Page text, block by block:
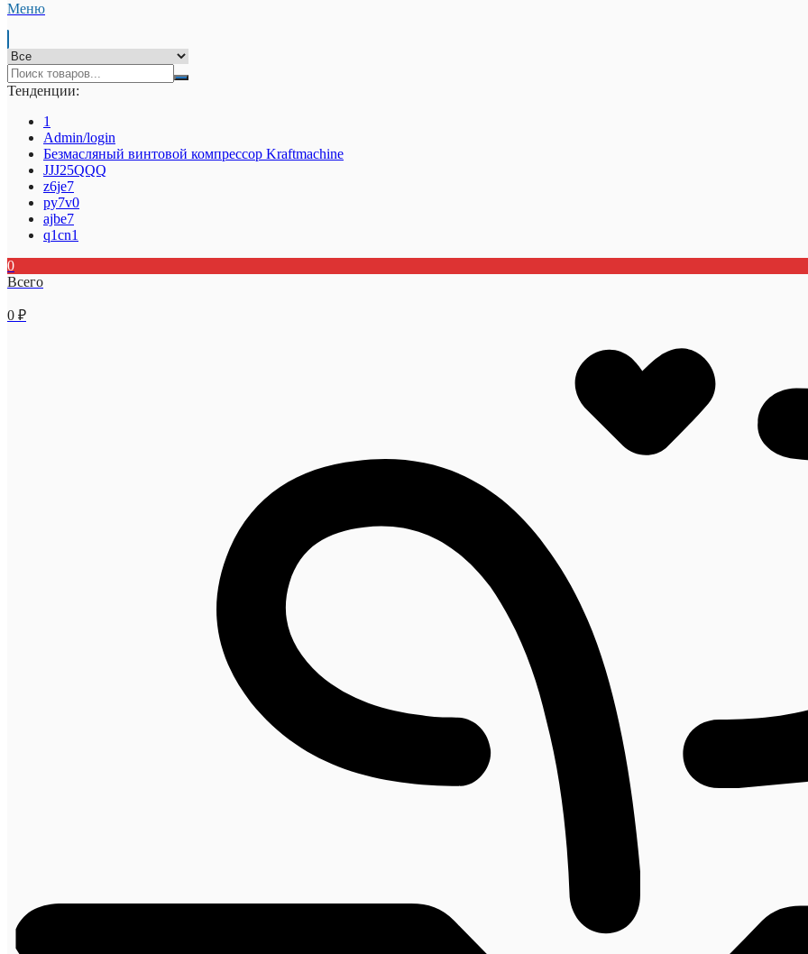
Меню
Тенденции:
1
Admin/login
Безмасляный винтовой компрессор Kraftmaсhine
JJJ25QQQ
z6je7
py7v0
ajbe7
q1cn1
0
Всего
0 ₽